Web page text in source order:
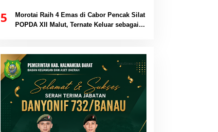
5
Morotai Raih 4 Emas di Cabor Pencak Silat
POPDA XII Malut, Ternate Keluar sebagai